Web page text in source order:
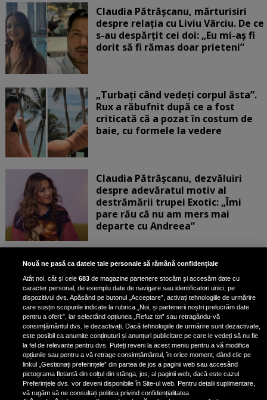
Claudia Pătrășcanu, mărturisiri
despre relația cu Liviu Vârciu. De ce
s-au despărțit cei doi: „Eu mi-aș fi
dorit să fi rămas doar prieteni”
„Turbați când vedeți corpul ăsta”.
Rux a răbufnit după ce a fost
criticată că a pozat în costum de
baie, cu formele la vedere
Claudia Pătrășcanu, dezvăluiri
despre adevăratul motiv al
destrămării trupei Exotic: „Îmi
pare rău că nu am mers mai
departe cu Andreea”
Scene incredibile! Ilinca Vandici a
pus mâna pe aparatul de
fotografiat al unui paparazzo și i l-
a aruncat la gunoi: „S-a dus la
poliție. Nu mai aveam aer”
Oana Moșneagu, mărturisiri
despre începutul relației cu Vlad
Gherman: „Eu am fost îngrozită de
aceasta posibilă relație”
Nouă ne pasă ca datele tale personale să rămână confidențiale
Atât noi, cât și cele683 de magazine partenere stocăm și accesăm date cu
caracter personal, de exemplu date de navigare sau identificatori unici, pe
dispozitivul dvs. Apăsând pe butonul „Acceptare”, activați tehnologiile de urmărire
care susțin scopurile indicate la rubrica „Noi, și partenerii noștri prelucrăm date
pentru a oferi:”, iar selectând opțiunea „Refuz tot” sau retragându-vă
consimțământul dvs. le dezactivați. Dacă tehnologiile de urmărire sunt dezactivate,
este posibil ca anumite conținuturi și anunțuri publicitare pe care le vedeți să nu fie
la fel de relevante pentru dvs. Puteți reveni la acest meniu pentru a vă modifica
opțiunile sau pentru a vă retrage consimțământul, în orice moment, dând clic pe
linkul „Gestionați preferințele” din partea de jos a paginii web sau accesând
pictograma flotantă din colțul din stânga, jos, al paginii web, dacă este cazul.
Preferințele dvs. vor deveni disponibile în Site-ul web. Pentru detalii suplimentare,
vă rugăm să ne consultați politica privind confidențialitatea.